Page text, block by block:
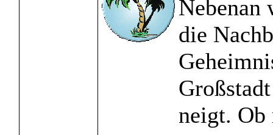
Nebenan
die
neigt. Ob